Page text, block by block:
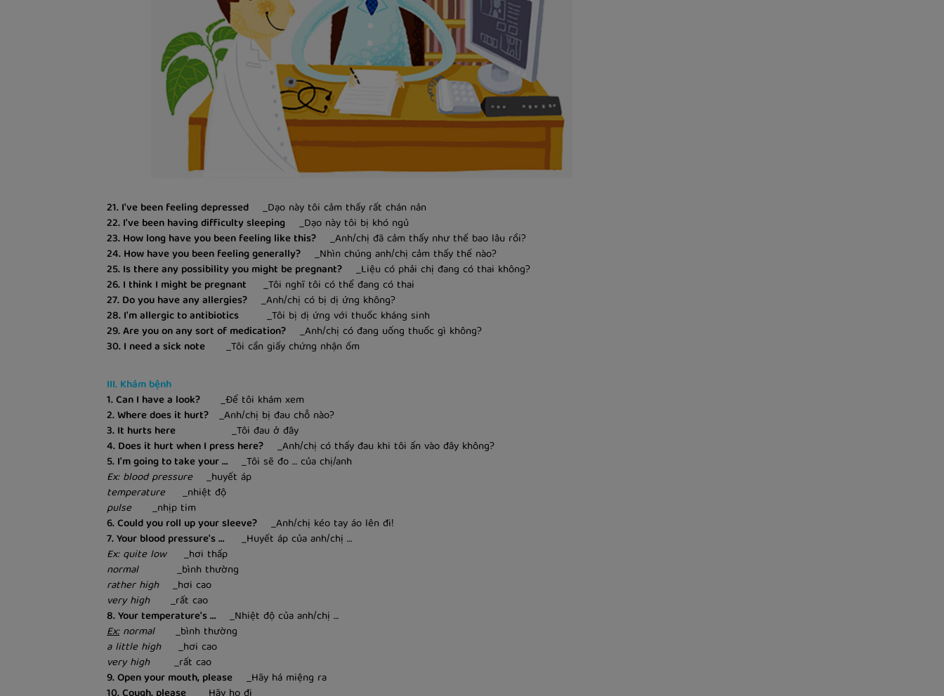
21. I've been feeling depressed _Dạo này tôi cảm thấy rất chán nản
22. I've been having difficulty sleeping _Dạo này tôi bị khó ngủ
23. How long have you been feeling like this? _Anh/chị đã cảm thấy như thế bao lâu rồi?
24. How have you been feeling generally? _Nhìn chúng anh/chị cảm thấy thế nào?
25. Is there any possibility you might be pregnant? _Liệu có phải chị đang có thai không?
26. I think I might be pregnant
_Tôi nghĩ tôi có thể đang có thai
27. Do you have any allergies? _Anh/chị có bị dị ứng không?
28. I'm allergic to antibiotics _Tôi bị dị ứng với thuốc kháng sinh
29. Are you on any sort of medication? _Anh/chị có đang uống thuốc gì không?
30. I need a sick note _Tôi cần giấy chứng nhận ốm
III. Khám bệnh
1. Can I have a look?
_Để tôi khám xem
2. Where does it hurt? _Anh/chị bị đau chỗ nào?
3. It hurts here _Tôi đau ở đây
4. Does it hurt when I press here? _Anh/chị có thấy đau khi tôi ấn vào đây không?
5. I'm going to take your … _Tôi sẽ đo … của chị/anh
Ex: blood pressure_huyết áp
temperature_nhiệt độ
pulse_nhịp tim
6. Could you roll up your sleeve? _Anh/chị kéo tay áo lên đi!
7. Your blood pressure's … _Huyết áp của anh/chị …
Ex: quite low_hơi thấp
normal_bình thường
rather high_hơi cao
very high_rất cao
8. Your temperature's … _Nhiệt độ của anh/chị …
Ex:normal_bình thường
a little high_hơi cao
very high_rất cao
9. Open your mouth, please _Hãy há miệng ra